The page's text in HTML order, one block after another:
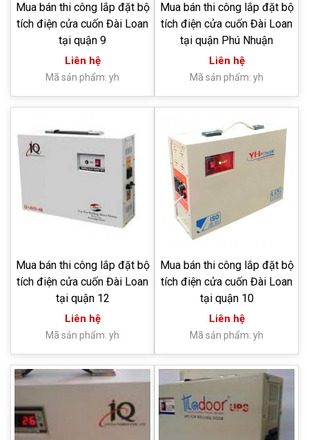
Mua bán thi công lắp đặt bộ
tích điện cửa cuốn Đài Loan
tại quận 9
Liên hệ
Mã sản phẩm: yh
Mua bán thi công lắp đặt bộ
tích điện cửa cuốn Đài Loan
tại quận Phú Nhuận
Liên hệ
Mã sản phẩm: yh
Mua bán thi công lắp đặt bộ
tích điện cửa cuốn Đài Loan
tại quận 12
Liên hệ
Mã sản phẩm: yh
Mua bán thi công lắp đặt bộ
tích điện cửa cuốn Đài Loan
tại quận 10
Liên hệ
Mã sản phẩm: yh